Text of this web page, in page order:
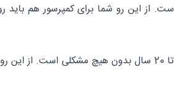
از این رو شما برای کمپرسور هم